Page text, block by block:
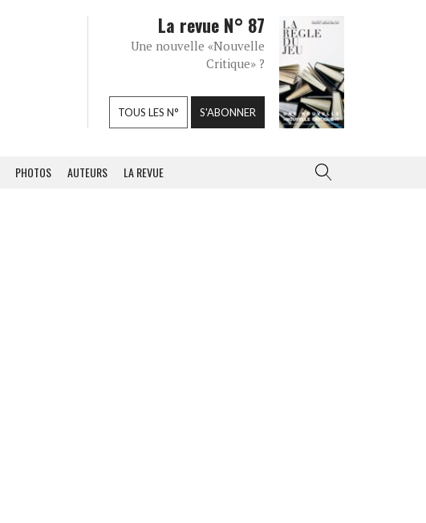
La revue N° 87
Une nouvelle «Nouvelle
Critique» ?
TOUS LES N° S'ABONNER
PHOTOS AUTEURS LA REVUE